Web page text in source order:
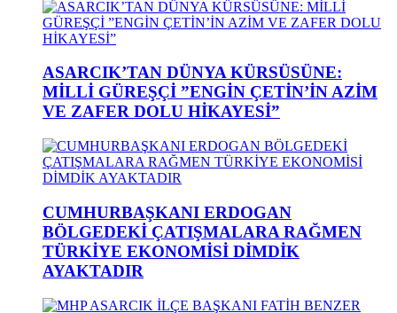
ASARCIK’TAN DÜNYA KÜRSÜSÜNE:
MİLLİ GÜREŞÇİ ”ENGİN ÇETİN’İN AZİM
VE ZAFER DOLU HİKAYESİ”
CUMHURBAŞKANI ERDOGAN
BÖLGEDEKİ ÇATIŞMALARA RAĞMEN
TÜRKİYE EKONOMİSİ DİMDİK
AYAKTADIR